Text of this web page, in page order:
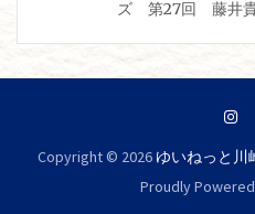
ズ 第27回 藤井
Copyright © 2026 ゆいねっと川
Proudly